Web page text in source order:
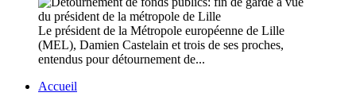
Le président de la Métropole européenne de Lille
(MEL), Damien Castelain et trois de ses proches,
entendus pour détournement de...
Accueil